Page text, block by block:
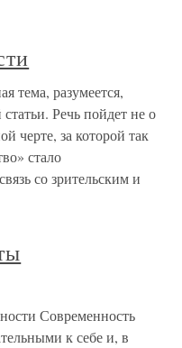
тема, разумеется,
Речь пойдет не о
черте, за которой так
стало
со зрительским и
Современность
к себе и, в